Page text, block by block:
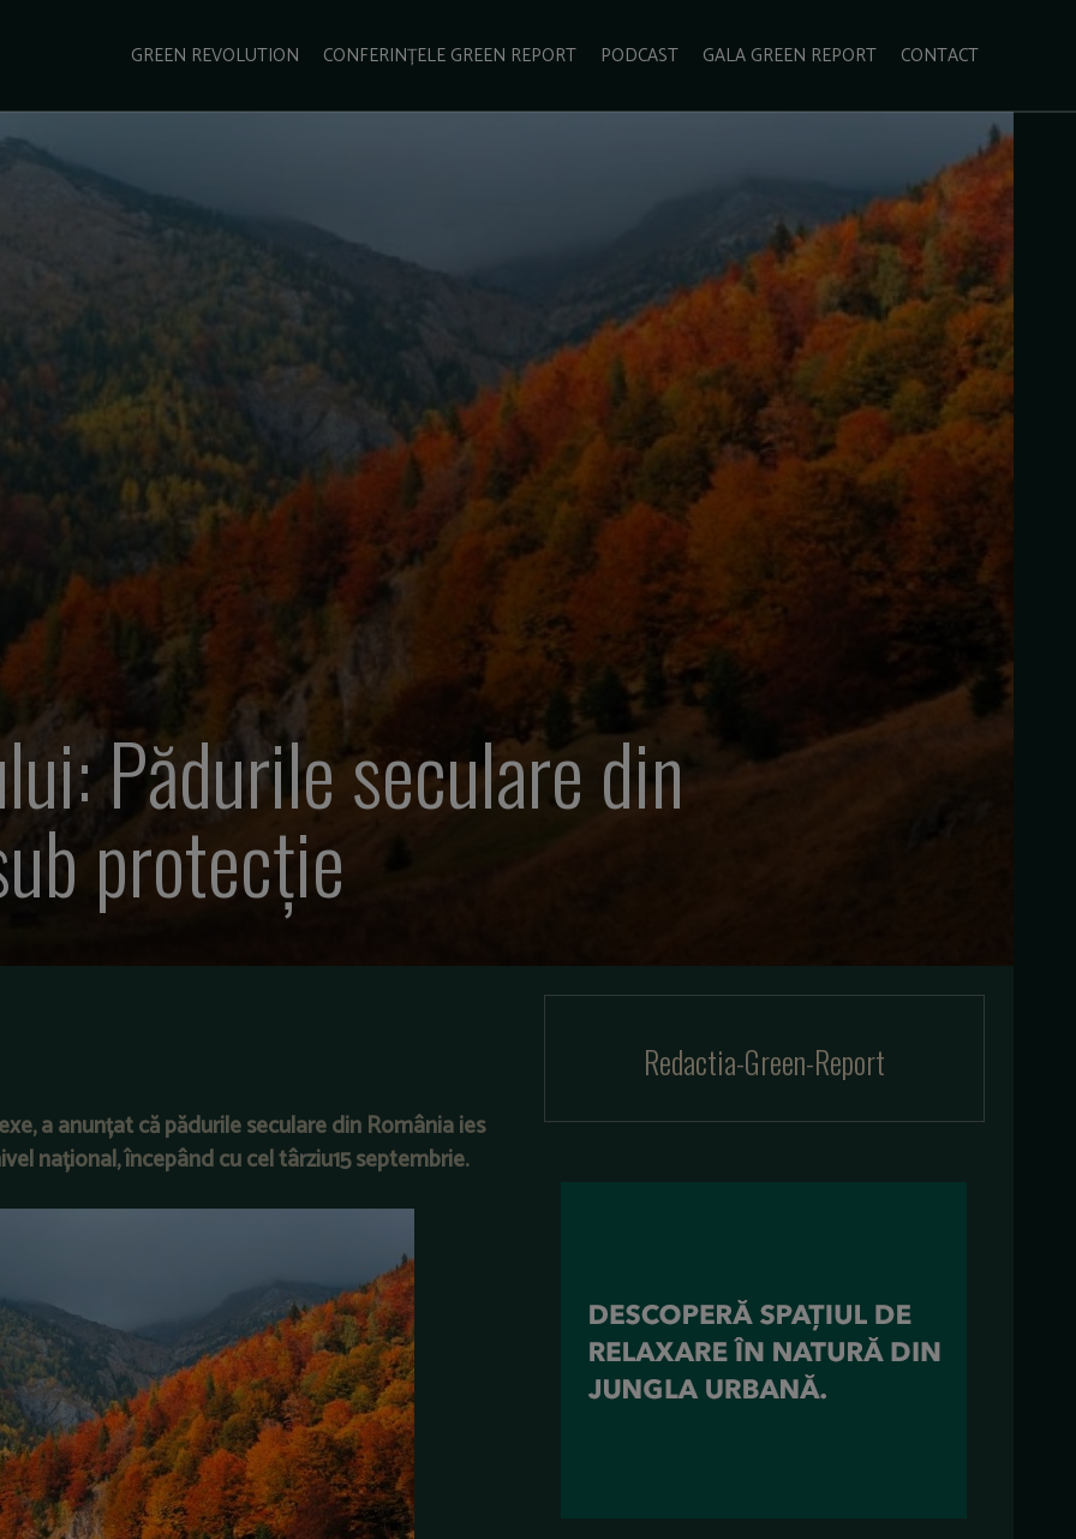
GREEN REVOLUTION CONFERINȚELE GREEN REPORT PODCAST GALA GREEN REPORT CONTACT
SCHIMBĂRI CLIMATICE
Pădurile seculare din
protecție
a anunțat că pădurile seculare din România ies
național, începând cu cel târziu15 septembrie.
Redactia-Green-Report